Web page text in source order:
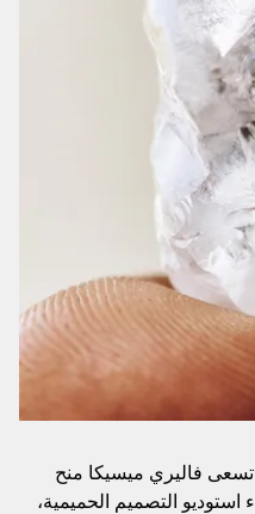
تسعى فاليري ميسيكا منح
التصميم الحميمية،